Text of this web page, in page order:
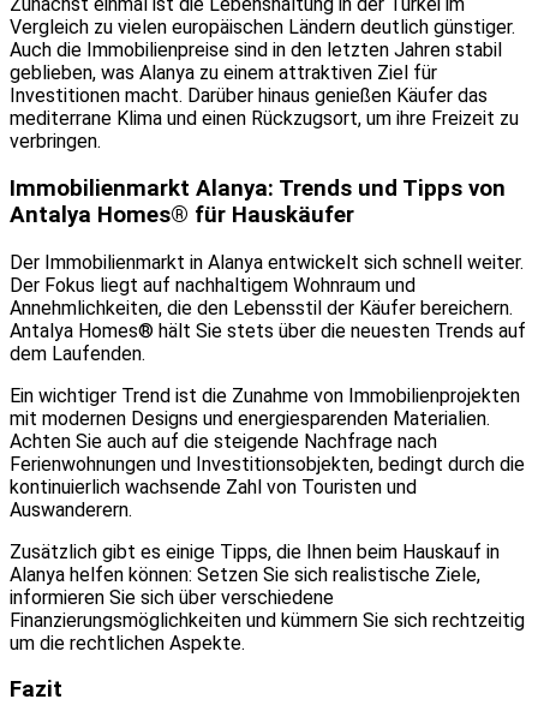
Vergleich zu vielen europäischen Ländern deutlich günstiger.
Auch die Immobilienpreise sind in den letzten Jahren stabil
geblieben, was Alanya zu einem attraktiven Ziel für
Investitionen macht. Darüber hinaus genießen Käufer das
mediterrane Klima und einen Rückzugsort, um ihre Freizeit zu
verbringen.
Immobilienmarkt Alanya: Trends und Tipps von
Antalya Homes® für Hauskäufer
Der Immobilienmarkt in Alanya entwickelt sich schnell weiter.
Der Fokus liegt auf nachhaltigem Wohnraum und
Annehmlichkeiten, die den Lebensstil der Käufer bereichern.
Antalya Homes® hält Sie stets über die neuesten Trends auf
dem Laufenden.
Ein wichtiger Trend ist die Zunahme von Immobilienprojekten
mit modernen Designs und energiesparenden Materialien.
Achten Sie auch auf die steigende Nachfrage nach
Ferienwohnungen und Investitionsobjekten, bedingt durch die
kontinuierlich wachsende Zahl von Touristen und
Auswanderern.
Zusätzlich gibt es einige Tipps, die Ihnen beim Hauskauf in
Alanya helfen können: Setzen Sie sich realistische Ziele,
informieren Sie sich über verschiedene
Finanzierungsmöglichkeiten und kümmern Sie sich rechtzeitig
um die rechtlichen Aspekte.
Fazit